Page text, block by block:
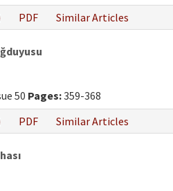
PDF Similar Articles
50 Pages:359-368
PDF Similar Articles